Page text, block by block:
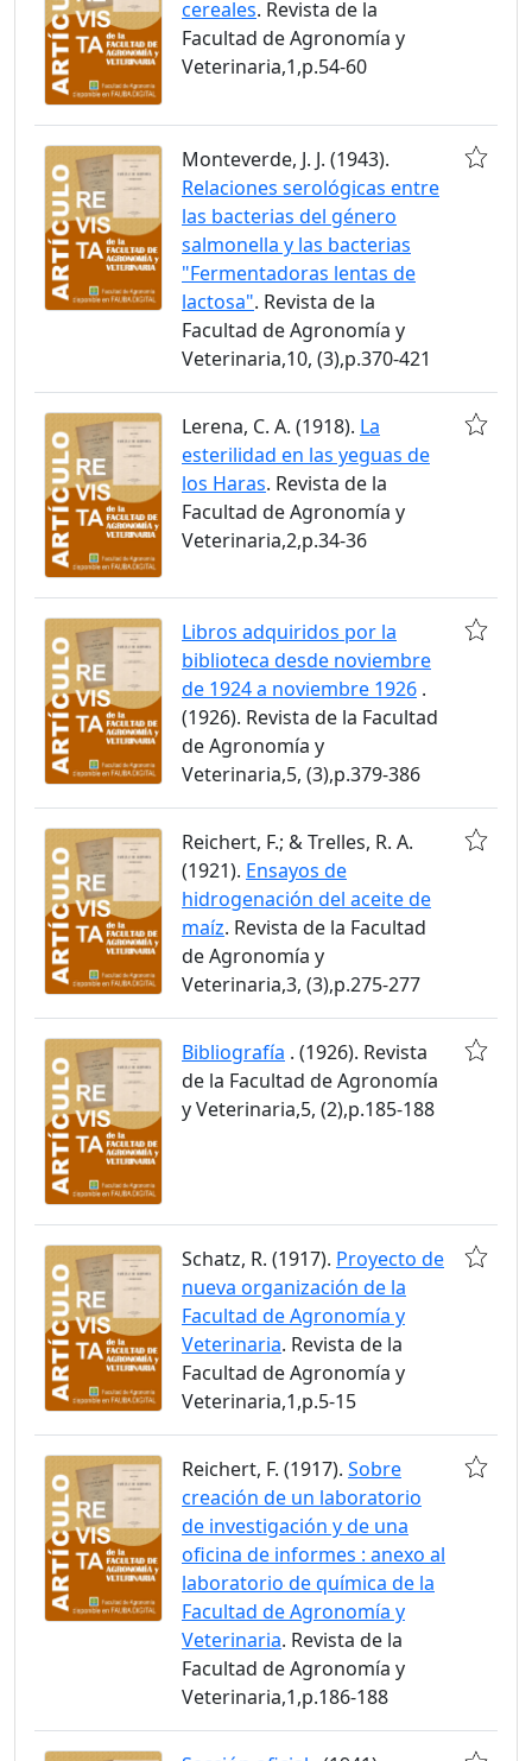
cereales. Revista de la
Facultad de Agronomía y
Veterinaria,1,p.54-60
Monteverde, J. J. (1943).
Relaciones serológicas entre
las bacterias del género
salmonella y las bacterias
"Fermentadoras lentas de
lactosa". Revista de la
Facultad de Agronomía y
Veterinaria,10, (3),p.370-421
Lerena, C. A. (1918). La
esterilidad en las yeguas de
los Haras. Revista de la
Facultad de Agronomía y
Veterinaria,2,p.34-36
Libros adquiridos por la
biblioteca desde noviembre
de 1924 a noviembre 1926 .
(1926). Revista de la Facultad
de Agronomía y
Veterinaria,5, (3),p.379-386
Reichert, F.; & Trelles, R. A.
(1921). Ensayos de
hidrogenación del aceite de
maíz. Revista de la Facultad
de Agronomía y
Veterinaria,3, (3),p.275-277
Bibliografía . (1926). Revista
de la Facultad de Agronomía
y Veterinaria,5, (2),p.185-188
Schatz, R. (1917). Proyecto de
nueva organización de la
Facultad de Agronomía y
Veterinaria. Revista de la
Facultad de Agronomía y
Veterinaria,1,p.5-15
Reichert, F. (1917). Sobre
creación de un laboratorio
de investigación y de una
oficina de informes : anexo al
laboratorio de química de la
Facultad de Agronomía y
Veterinaria. Revista de la
Facultad de Agronomía y
Veterinaria,1,p.186-188